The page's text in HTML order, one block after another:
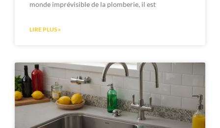
monde imprévisible de la plomberie, il est
LIRE PLUS »